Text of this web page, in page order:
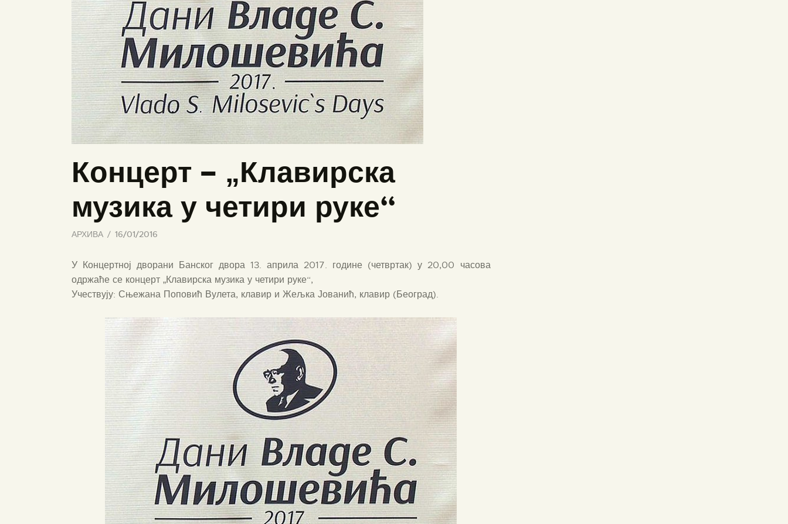
Концерт – „Клавирска
музика у четири руке“
АРХИВА 16/01/2016
У Концертној дворани Банског двора 13. априла 2017. године (четвртак) у 20,00 часова
одржаће се концерт „Клавирска музика у четири руке“,
Учествују: Сњежана Поповић Вулета, клавир и Жељка Јованић, клавир (Београд).